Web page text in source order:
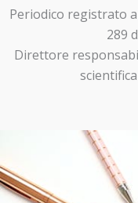
Periodico registrato
289
Direttore